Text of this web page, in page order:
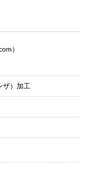
）
ザ）加工